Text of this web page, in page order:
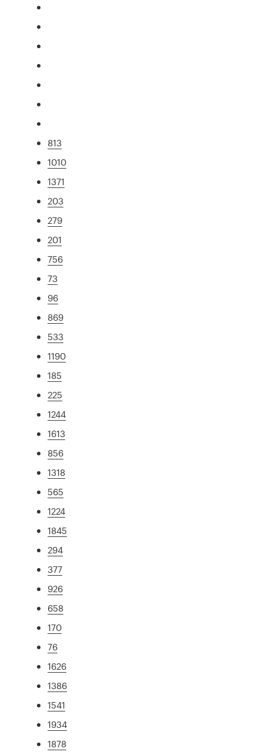
813
1010
1371
203
279
201
756
73
96
869
533
1190
185
225
1244
1613
856
1318
565
1224
1845
294
377
926
658
170
76
1626
1386
1541
1934
1878